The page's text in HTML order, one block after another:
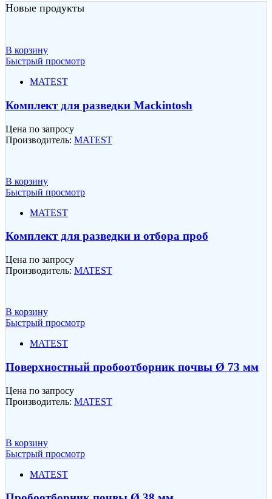
Новые продукты
В корзину
Быстрый просмотр
MATEST
Комплект для разведки Mackintosh
Цена по запросу
Производитель: MATEST
В корзину
Быстрый просмотр
MATEST
Комплект для разведки и отбора проб
Цена по запросу
Производитель: MATEST
В корзину
Быстрый просмотр
MATEST
Поверхностный пробоотборник почвы Ø 73 мм
Цена по запросу
Производитель: MATEST
В корзину
Быстрый просмотр
MATEST